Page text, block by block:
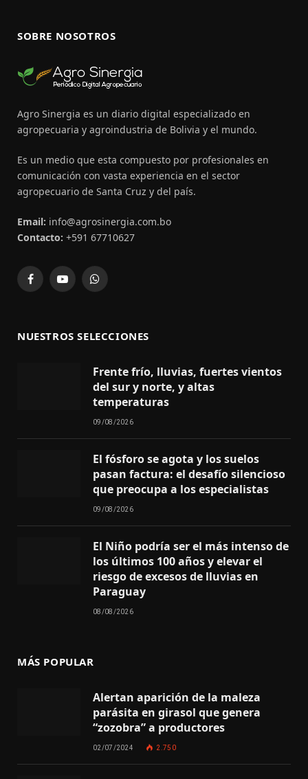
SOBRE NOSOTROS
Agro Sinergia es un diario digital especializado en
agropecuaria y agroindustria de Bolivia y el mundo.
Es un medio que esta compuesto por profesionales en
comunicación con vasta experiencia en el sector
agropecuario de Santa Cruz y del país.
Email: info@agrosinergia.com.bo
Contacto: +591 67710627
FacebookYouTubeWhatsApp
NUESTROS SELECCIONES
Frente frío, lluvias, fuertes vientos
del sur y norte, y altas
temperaturas
09/08/2026
El fósforo se agota y los suelos
pasan factura: el desafío silencioso
que preocupa a los especialistas
09/08/2026
El Niño podría ser el más intenso de
los últimos 100 años y elevar el
riesgo de excesos de lluvias en
Paraguay
08/08/2026
MÁS POPULAR
Alertan aparición de la maleza
parásita en girasol que genera
“zozobra” a productores
02/07/2024 2.750